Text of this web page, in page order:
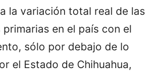
la variación total real de las
en el país con el
sólo por debajo de lo
el Estado de Chihuahua,